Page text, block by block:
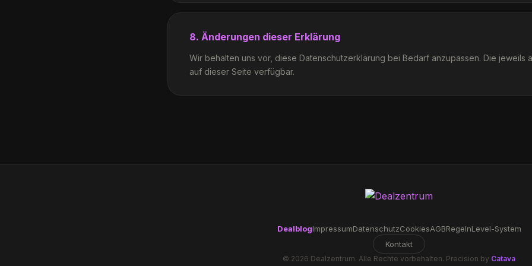
8. Änderungen dieser Erklärung
Wir behalten uns vor, diese Datenschutzerklärung bei Bedarf anzupassen. Die jeweils
auf dieser Seite verfügbar.
DealblogImpressumDatenschutzCookiesAGBRegelnLevel-System
Kontakt
© 2026 Dealzentrum. Alle Rechte vorbehalten. Precision by Catava